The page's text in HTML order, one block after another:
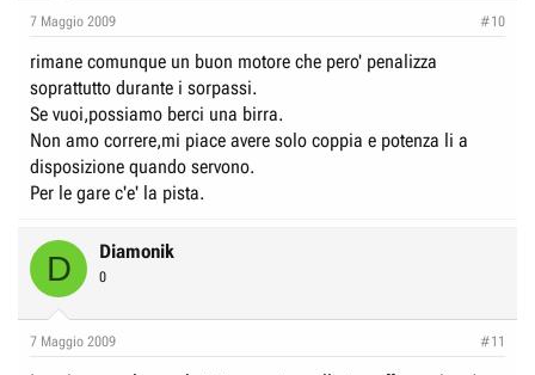
7 Maggio 2009 #10
rimane comunque un buon motore che pero' penalizza
soprattutto durante i sorpassi.
Se vuoi,possiamo berci una birra.
Non amo correre,mi piace avere solo coppia e potenza li a
disposizione quando servono.
Per le gare c'e' la pista.
D Diamonik
0
7 Maggio 2009 #11